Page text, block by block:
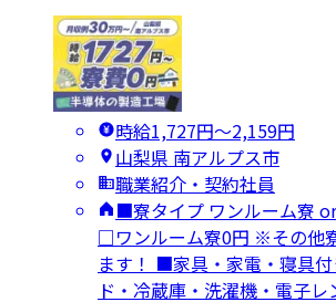
時給1,727円〜2,159円
山梨県 南アルプス市
職業紹介・契約社員
■寮タイプ ワンルーム寮
□ワンルーム寮0円 ※その他
ます！ ■家具・家電・寝具
ド・冷蔵庫・洗濯機・電子